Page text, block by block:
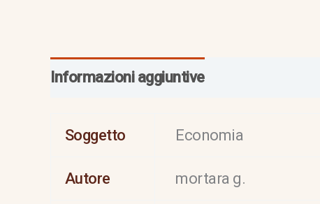
Informazioni aggiuntive
Soggetto Economia
Autore mortara g.